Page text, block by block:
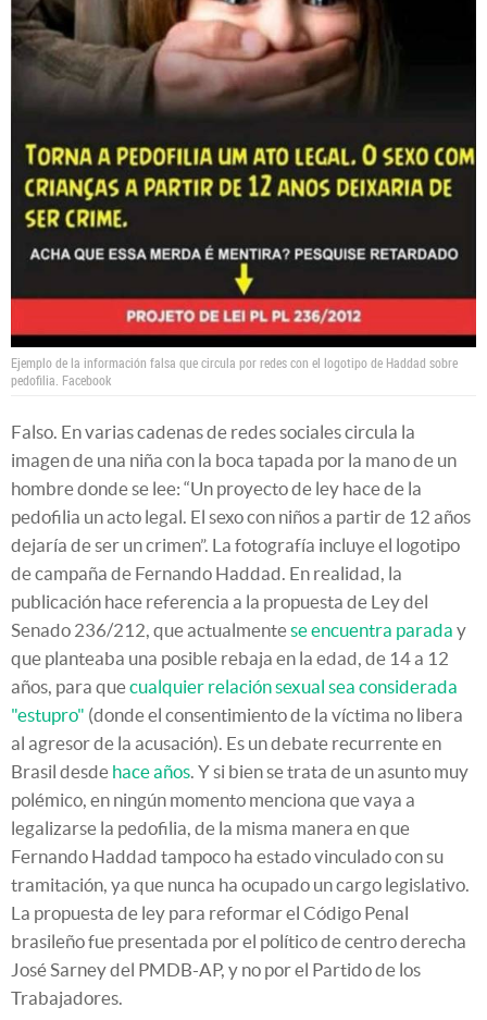
Ejemplo de la información falsa que circula por redes con el logotipo de Haddad sobre
pedofilia. Facebook
Falso. En varias cadenas de redes sociales circula la
imagen de una niña con la boca tapada por la mano de un
hombre donde se lee: “Un proyecto de ley hace de la
pedofilia un acto legal. El sexo con niños a partir de 12 años
dejaría de ser un crimen”. La fotografía incluye el logotipo
de campaña de Fernando Haddad. En realidad, la
publicación hace referencia a la propuesta de Ley del
Senado 236/212, que actualmentese encuentra parada y
que planteaba una posible rebaja en la edad, de 14 a 12
años, para quecualquier relación sexual sea considerada
"estupro" (donde el consentimiento de la víctima no libera
al agresor de la acusación). Es un debate recurrente en
Brasil desde hace años. Y si bien se trata de un asunto muy
polémico, en ningún momento menciona que vaya a
legalizarse la pedofilia, de la misma manera en que
Fernando Haddad tampoco ha estado vinculado con su
tramitación, ya que nunca ha ocupado un cargo legislativo.
La propuesta de ley para reformar el Código Penal
brasileño fue presentada por el político de centro derecha
José Sarney del PMDB-AP, y no por el Partido de los
Trabajadores.